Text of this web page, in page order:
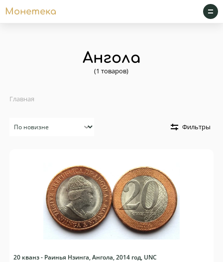
Монетека
Ангола
(1 товаров)
Главная
Фильтры
20 кванз - Раинья Нзинга, Ангола, 2014 год, UNC